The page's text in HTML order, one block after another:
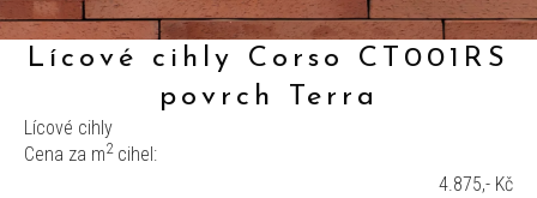
Lícové cihly Corso CT001RS
povrch Terra
Lícové cihly
Cena za m2cihel:
4.875,- Kč